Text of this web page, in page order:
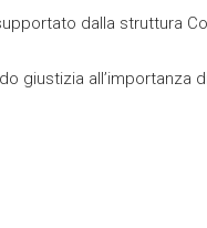
dalla struttura
giustizia all’importanza